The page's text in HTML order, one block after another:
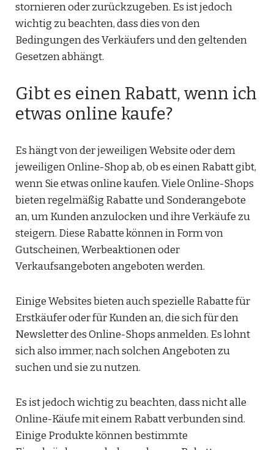
stornieren oder zurückzugeben. Es ist jedoch
wichtig zu beachten, dass dies von den
Bedingungen des Verkäufers und den geltenden
Gesetzen abhängt.
Gibt es einen Rabatt, wenn ich
etwas online kaufe?
Es hängt von der jeweiligen Website oder dem
jeweiligen Online-Shop ab, ob es einen Rabatt gibt,
wenn Sie etwas online kaufen. Viele Online-Shops
bieten regelmäßig Rabatte und Sonderangebote
an, um Kunden anzulocken und ihre Verkäufe zu
steigern. Diese Rabatte können in Form von
Gutscheinen, Werbeaktionen oder
Verkaufsangeboten angeboten werden.
Einige Websites bieten auch spezielle Rabatte für
Erstkäufer oder für Kunden an, die sich für den
Newsletter des Online-Shops anmelden. Es lohnt
sich also immer, nach solchen Angeboten zu
suchen und sie zu nutzen.
Es ist jedoch wichtig zu beachten, dass nicht alle
Online-Käufe mit einem Rabatt verbunden sind.
Einige Produkte können bestimmte